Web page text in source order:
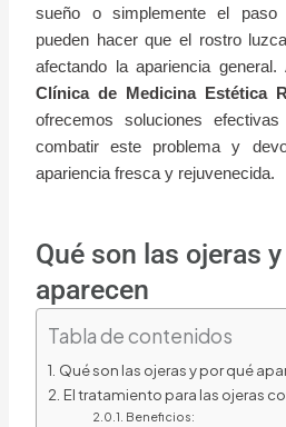
sueño o simplemente el
pueden hacer que el rostro
afectando la apariencia general.
Clínica de Medicina Estética
ofrecemos soluciones
combatir este problema y
apariencia fresca y rejuvenecida.
Qué son las ojeras
aparecen
Tabla de contenidos
Qué son las ojeras y por qué
El tratamiento para las ojeras
Beneficios: